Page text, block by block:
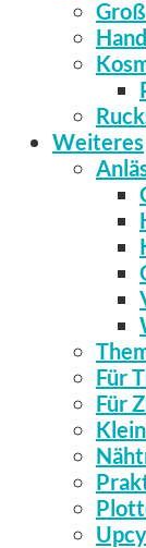
Weiteres
Für
Für